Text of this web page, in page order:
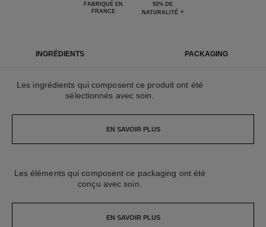
FABRIQUÉ EN
FRANCE
92% DE
NATURALITÉ *
INGRÉDIENTS PACKAGING
Les ingrédients qui composent ce produit ont été
sélectionnés avec soin.
EN SAVOIR PLUS
Les éléments qui composent ce packaging ont été
conçu avec soin.
EN SAVOIR PLUS